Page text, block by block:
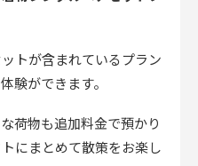
トが含まれているプラン
験ができます。
荷物も追加料金で預かり
にまとめて散策をお楽し